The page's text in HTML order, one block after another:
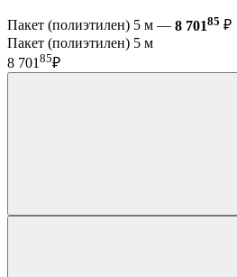
Пакет (полиэтилен) 5 м — 8 70185 ₽
Пакет (полиэтилен) 5 м
8 701 85₽